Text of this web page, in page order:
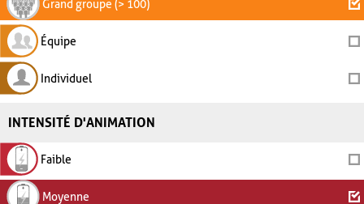
Grand groupe (> 100)
Équipe
Individuel
INTENSITÉ D'ANIMATION
Faible
Moyenne